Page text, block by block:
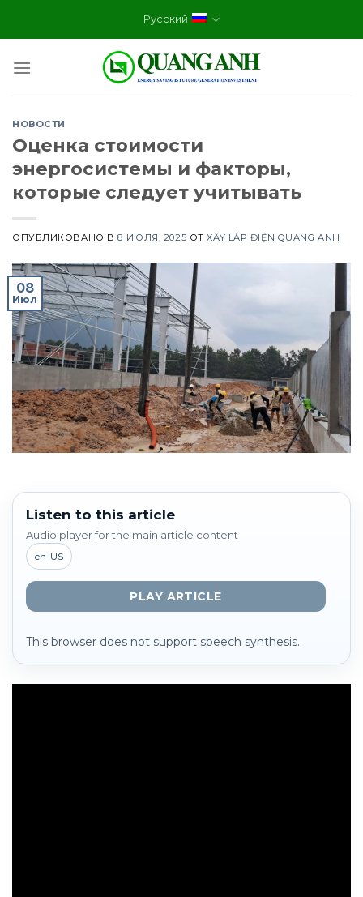
Русский
НОВОСТИ
Оценка стоимости
энергосистемы и факторы,
которые следует учитывать
ОПУБЛИКОВАНО В8 ИЮЛЯ, 2025 ОТXÂY LẮP ĐIỆN QUANG ANH
08
Июл
Listen to this article
Audio player for the main article content
en-US
PLAY ARTICLE
This browser does not support speech synthesis.